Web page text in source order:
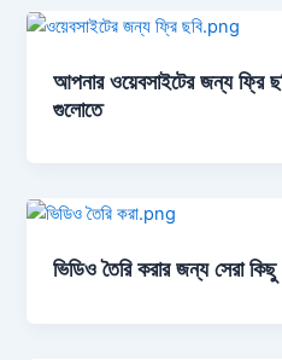
আপনার ওয়েবসাইটের জন্য ফ্রি
গুলোতে
ভিডিও তৈরি করার জন্য সেরা